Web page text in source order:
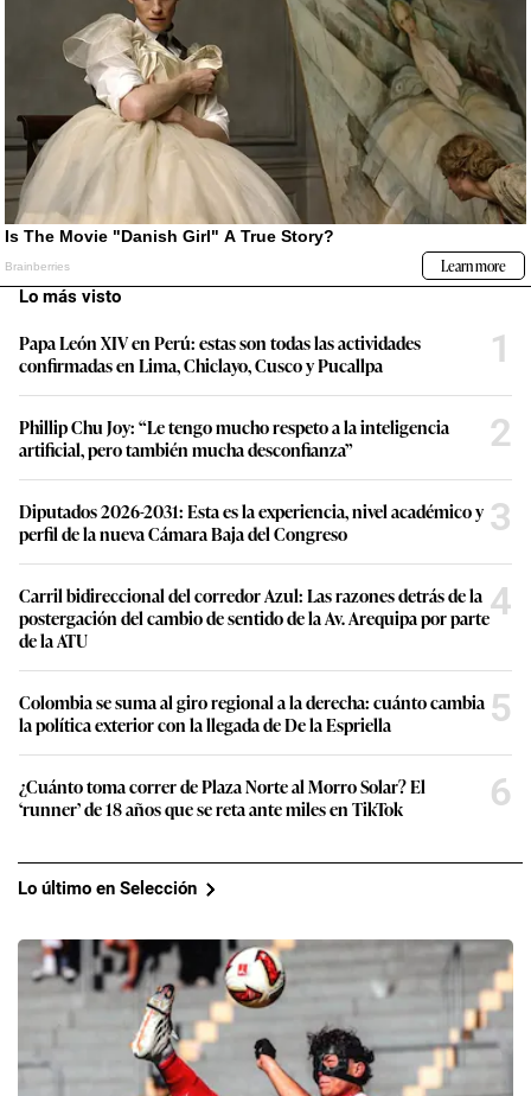
Lo más visto
Papa León XIV en Perú: estas son todas las actividades
confirmadas en Lima, Chiclayo, Cusco y Pucallpa
1
Phillip Chu Joy: “Le tengo mucho respeto a la inteligencia
artificial, pero también mucha desconfianza”
2
Diputados 2026-2031: Esta es la experiencia, nivel académico y
perfil de la nueva Cámara Baja del Congreso
3
Carril bidireccional del corredor Azul: Las razones detrás de la
postergación del cambio de sentido de la Av. Arequipa por parte
de la ATU
4
Colombia se suma al giro regional a la derecha: cuánto cambia
la política exterior con la llegada de De la Espriella
5
¿Cuánto toma correr de Plaza Norte al Morro Solar? El
‘runner’ de 18 años que se reta ante miles en TikTok
6
Lo último en Selección